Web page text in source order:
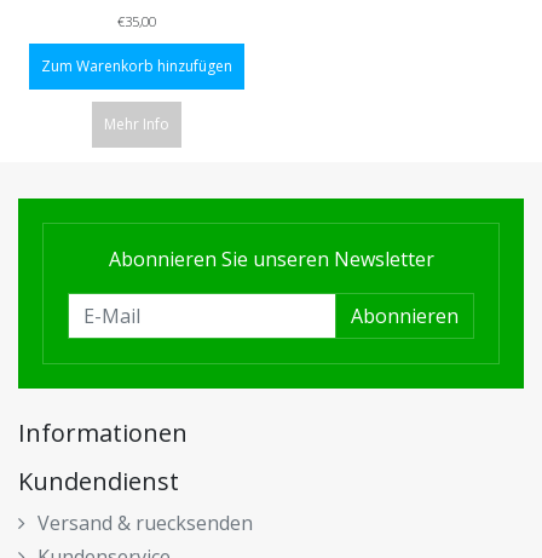
€35,00
Zum Warenkorb hinzufügen
Mehr Info
Abonnieren Sie unseren Newsletter
Abonnieren
Informationen
Kundendienst
Versand & ruecksenden